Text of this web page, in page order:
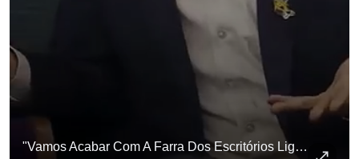
"Vamos Acabar Com A Farra Dos Escritórios Ligados Aos Ministros Do STF"